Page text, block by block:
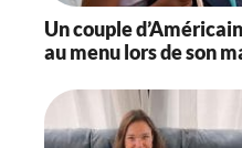
Un couple
au menu lors de son